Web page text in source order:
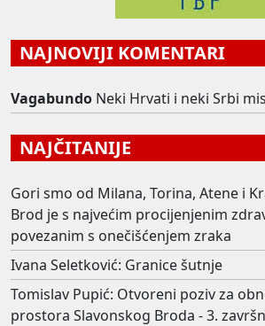
NAJNOVIJI KOMENTARI
Vagabundo Neki Hrvati i neki Srbi
NAJČITANIJE
Gori smo od Milana, Torina, Atene i
Brod je s najvećim procijenjenim
povezanim s onečišćenjem zraka
Ivana Seletković: Granice šutnje
Tomislav Pupić: Otvoreni poziv za
prostora Slavonskog Broda - 3.